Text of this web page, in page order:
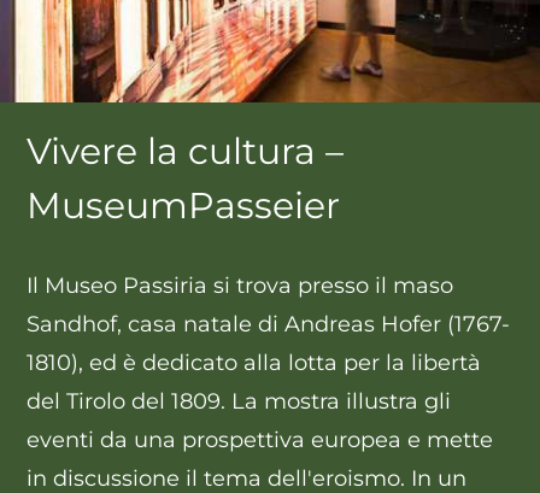
Vivere la cultura –
MuseumPasseier
Il Museo Passiria si trova presso il maso
Sandhof, casa natale di Andreas Hofer (1767-
1810), ed è dedicato alla lotta per la libertà
del Tirolo del 1809. La mostra illustra gli
eventi da una prospettiva europea e mette
in discussione il tema dell'eroismo. In un